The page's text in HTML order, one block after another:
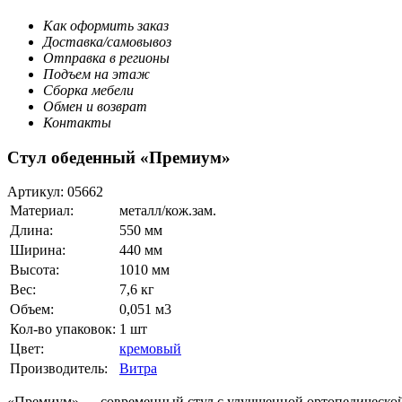
Как оформить заказ
Доставка/самовывоз
Отправка в регионы
Подъем на этаж
Сборка мебели
Обмен и возврат
Контакты
Стул обеденный «Премиум»
Артикул: 05662
Материал:
металл/кож.зам.
Длина:
550 мм
Ширина:
440 мм
Высота:
1010 мм
Вес:
7,6 кг
Объем:
0,051 м3
Кол-во упаковок: 1 шт
Цвет:
кремовый
Производитель:
Витра